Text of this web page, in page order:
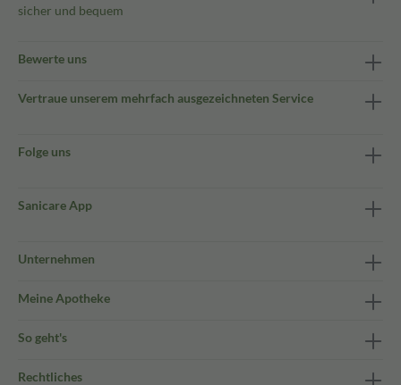
sicher und bequem
Bewerte uns
Vertraue unserem mehrfach ausgezeichneten Service
Folge uns
Sanicare App
Unternehmen
Meine Apotheke
So geht's
Rechtliches